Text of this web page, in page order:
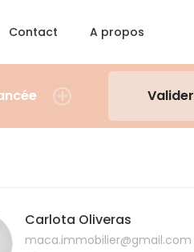
Contact A propos
Valider
Carlota Oliveras
maca.immobilier@gmail.com